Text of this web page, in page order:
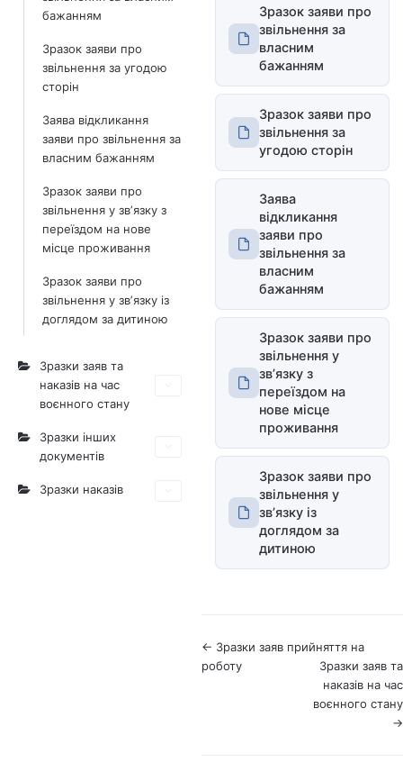
бажанням
Зразок заяви про
звільнення за угодою
сторін
Заява відкликання
заяви про звільнення за
власним бажанням
Зразок заяви про
звільнення у звʼязку з
переїздом на нове
місце проживання
Зразок заяви про
звільнення у звʼязку із
доглядом за дитиною
Зразки заяв та
наказів на час
воєнного стану
Зразки інших
документів
Зразки наказів
Зразок заяви про
звільнення за
власним
бажанням
Зразок заяви про
звільнення за
угодою сторін
Заява
відкликання
заяви про
звільнення за
власним
бажанням
Зразок заяви про
звільнення у
звʼязку з
переїздом на
нове місце
проживання
Зразок заяви про
звільнення у
звʼязку із
доглядом за
дитиною
Н
а
← Зразки заяв прийняття на
роботу
Зразки заяв та
наказів на час
воєнного стану
→